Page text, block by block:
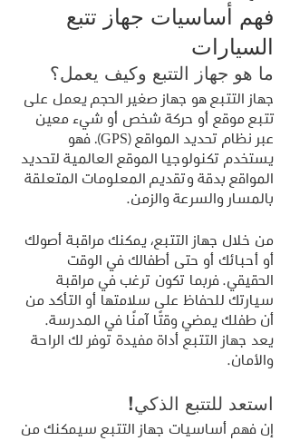
فهم أساسيات جهاز تتبع
السيارات
ما هو جهاز التتبع وكيف يعمل؟
جهاز التتبع هو جهاز صغير الحجم يعمل على
تتبع موقع أو حركة شخص أو شيء معين
عبر نظام تحديد المواقع (GPS). فهو
يستخدم تكنولوجيا الموقع العالمية لتحديد
المواقع بدقة وتقديم المعلومات المتعلقة
بالمسار والسرعة والزمن.
من خلال جهاز التتبع، يمكنك مراقبة أصولك
أو أحبائك أو حتى أطفالك في الوقت
الحقيقي. فربما تكون ترغب في مراقبة
سيارتك للحفاظ على سلامتها أو التأكد من
أن طفلك يمضي وقتًا آمنًا في المدرسة.
يعد جهاز التتبع أداة مفيدة توفر لك الراحة
والأمان.
استعد للتتبع الذكي!
إن فهم أساسيات جهاز التتبع سيمكنك من